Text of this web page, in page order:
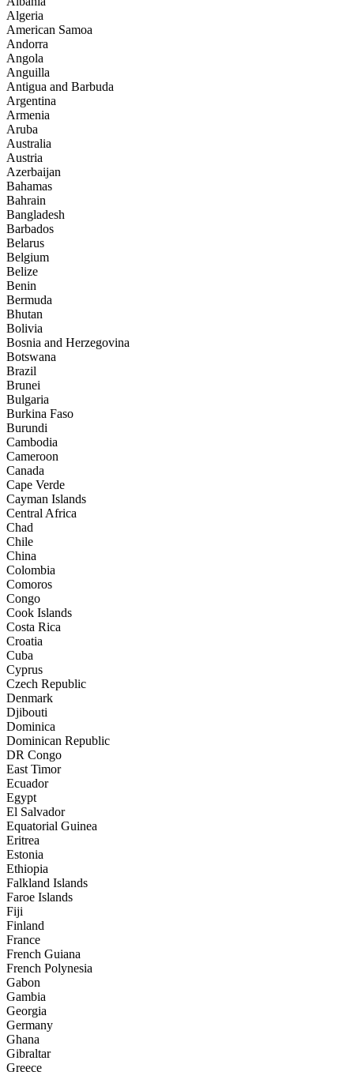
Algeria
American Samoa
Andorra
Angola
Anguilla
Antigua and Barbuda
Argentina
Armenia
Aruba
Australia
Austria
Azerbaijan
Bahamas
Bahrain
Bangladesh
Barbados
Belarus
Belgium
Belize
Benin
Bermuda
Bhutan
Bolivia
Bosnia and Herzegovina
Botswana
Brazil
Brunei
Bulgaria
Burkina Faso
Burundi
Cambodia
Cameroon
Canada
Cape Verde
Cayman Islands
Central Africa
Chad
Chile
China
Colombia
Comoros
Congo
Cook Islands
Costa Rica
Croatia
Cuba
Cyprus
Czech Republic
Denmark
Djibouti
Dominica
Dominican Republic
DR Congo
East Timor
Ecuador
Egypt
El Salvador
Equatorial Guinea
Eritrea
Estonia
Ethiopia
Falkland Islands
Faroe Islands
Fiji
Finland
France
French Guiana
French Polynesia
Gabon
Gambia
Georgia
Germany
Ghana
Gibraltar
Greece